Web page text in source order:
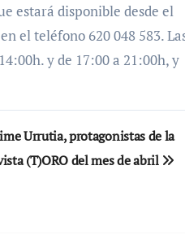
estará disponible desde el
el teléfono 620 048 583.
y de 17:00 a 21:00h, y
Urrutia, protagonistas de la
(T)ORO del mes de abril